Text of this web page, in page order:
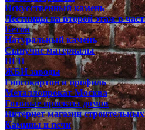
Искусственный камень
Лестницы на второй этаж в
Бетон
Натуральный камень
Сыпучие материалы
ПГП
ЖБИ заводы
Гипсокартон и профиль
Металлопрокат Москва
Готовые проекты домов
Интернет магазин
Камины и печи